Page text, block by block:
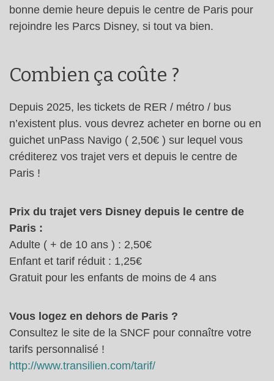
bonne demie heure depuis le centre de Paris pour
rejoindre les Parcs Disney, si tout va bien.
Combien ça coûte ?
Depuis 2025, les tickets de RER / métro / bus
n’existent plus. vous devrez acheter en borne ou en
guichet unPass Navigo ( 2,50€ ) sur lequel vous
créditerez vos trajet vers et depuis le centre de
Paris !
Prix du trajet vers Disney depuis le centre de
Paris :
Adulte ( + de 10 ans ) : 2,50€
Enfant et tarif réduit : 1,25€
Gratuit pour les enfants de moins de 4 ans
Vous logez en dehors de Paris ?
Consultez le site de la SNCF pour connaître votre
tarifs personnalisé !
http://www.transilien.com/tarif/